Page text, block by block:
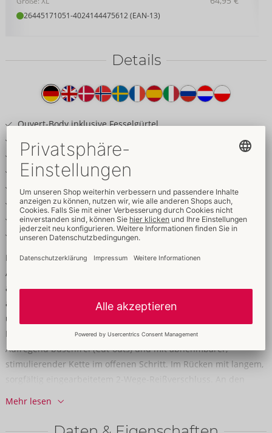
26445171051-4024144475612 (EAN-13)
Details
Produkttext
Ouvert-Body inklusive Fesselgürtel
Mattlook mit Spitze
Cut-outs für die Brüste
Stimulierende Kette im offenen Schritt abnehmbar
Langer 2-Wege-Reißverschluss im Rücken
Fesselring am hohen Stehkragen
Softe Armfesseln vom Gürtel abnehmbar
Weich & elastisch für hohen Tragekomfort
Fesselnd und ouvert!
Ärmelloser Ouvert-Body von Cottelli BONDAGE mit
abnehmbarem Fesselgürtel. Im schwarzen, elastisch
anschmiegsamen Mattlook mit Spitzen-Verzierungen an Arm-
und Beinausschnitten sowie silberfarbenen Accessoires.
Hochgeschlossen, mit Fesselring vorne am Stehkragen.
Aufregend busenfrei (Cut-outs) und mit abnehmbarer,
stimulierender Kette im offenen Schritt. Im Rücken mit langem,
sorgfältig eingearbeitetem 2-Wege-Reißverschluss. An den
Gürtel und die soften Fesselmanschetten sind mit ihren
Mehr lesen